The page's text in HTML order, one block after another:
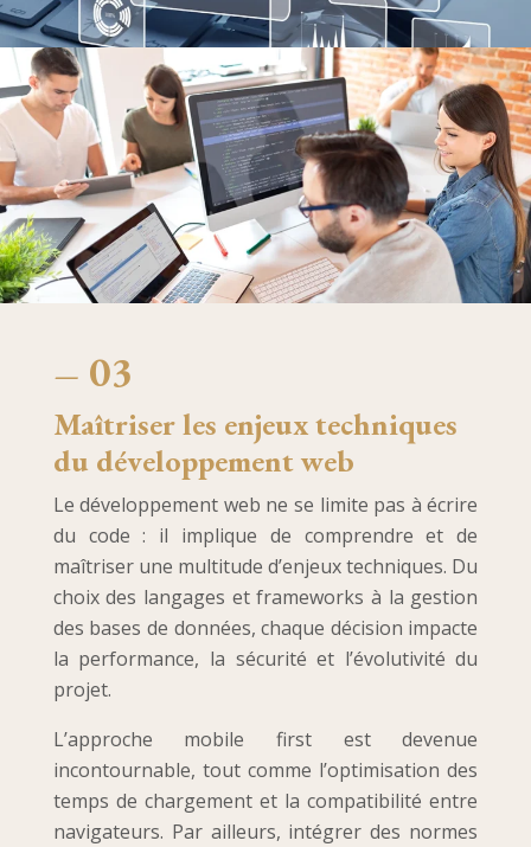
– 03
Maîtriser les enjeux techniques
du développement web
Le développement web ne se limite pas à écrire
du code : il implique de comprendre et de
maîtriser une multitude d’enjeux techniques. Du
choix des langages et frameworks à la gestion
des bases de données, chaque décision impacte
la performance, la sécurité et l’évolutivité du
projet.
L’approche mobile first est devenue
incontournable, tout comme l’optimisation des
temps de chargement et la compatibilité entre
navigateurs. Par ailleurs, intégrer des normes